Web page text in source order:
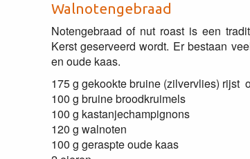
Walnotengebraad
Notengebraad of nut roast is een
Kerst geserveerd wordt. Er bestaan
en oude kaas.
175 g gekookte bruine (zilvervlies) rijst
100 g bruine broodkruimels
100 g kastanjechampignons
120 g walnoten
100 g geraspte oude kaas